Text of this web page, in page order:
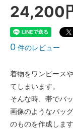
24,200
0 件のレビュー
着物をワンピース
てしまいます。
そんな時、帯でバ
画像のようなバッ
のものを作成します